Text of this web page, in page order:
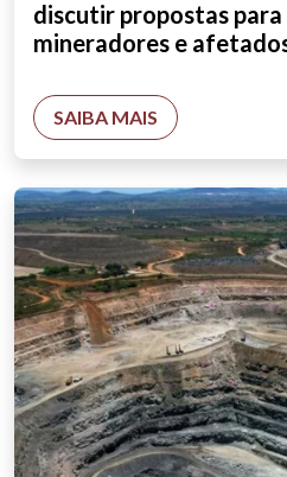
discutir propostas para
mineradores e
SAIBA MAIS